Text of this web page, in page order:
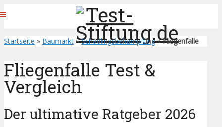
Startseite » Baumarkt »Schädlingsbekämpfung»Fliegenfalle
Fliegenfalle Test &
Vergleich
Der ultimative Ratgeber 2026